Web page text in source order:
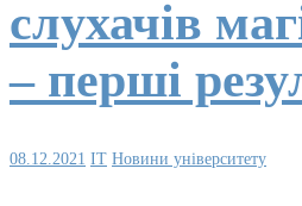
слухачів
– перші
08.12.2021 IT Новини університету